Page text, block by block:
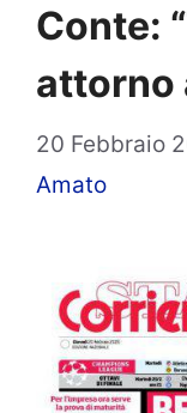
Conte:
attorno
20 Febbraio
Amato